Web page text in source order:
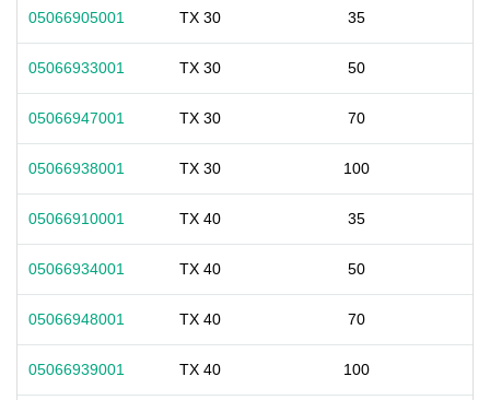
05066905001 TX 30 35
05066933001 TX 30 50
05066947001 TX 30 70
05066938001 TX 30 100
05066910001 TX 40 35
05066934001 TX 40 50
05066948001 TX 40 70
05066939001 TX 40 100